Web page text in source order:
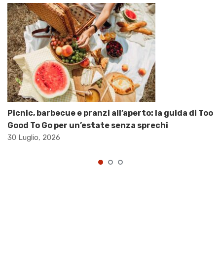
Picnic, barbecue e pranzi all’aperto: la guida di Too
Good To Go per un’estate senza sprechi
30 Luglio, 2026